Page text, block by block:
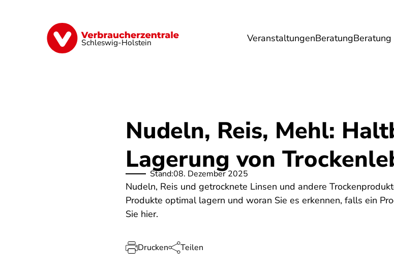
Schleswig-Holstein VeranstaltungenBeratungBeratung
Finanzen Digitales Lebensmittel Umwelt Gesundheit
Nudeln, Reis, Mehl:
Lagerung von
Stand:08. Dezember 2025
Nudeln, Reis und getrocknete Linsen und andere
Produkte optimal lagern und woran Sie es erkennen, falls ein
Sie hier.
Drucken Teilen